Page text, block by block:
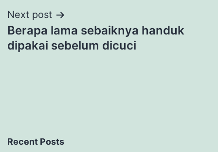
Next post
Berapa lama sebaiknya handuk
dipakai sebelum dicuci
Recent Posts